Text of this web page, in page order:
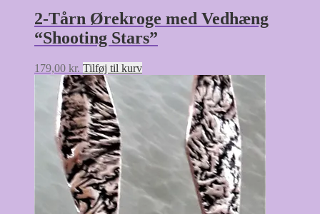
2-Tårn Ørekroge med Vedhæng
“Shooting Stars”
179,00 kr. Tilføj til kurv